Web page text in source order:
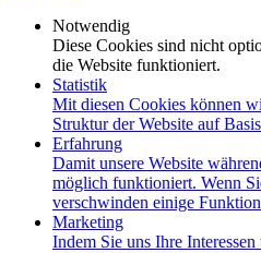
Notwendig
Diese Cookies sind nicht
die Website funktioniert.
Statistik
Mit diesen Cookies können
Struktur der Website auf
Erfahrung
Damit unsere Website
möglich funktioniert. Wenn
verschwinden einige
Marketing
Indem Sie uns Ihre